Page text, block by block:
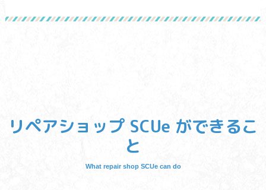
リペアショップ SCUe ができるこ
と
What repair shop SCUe can do